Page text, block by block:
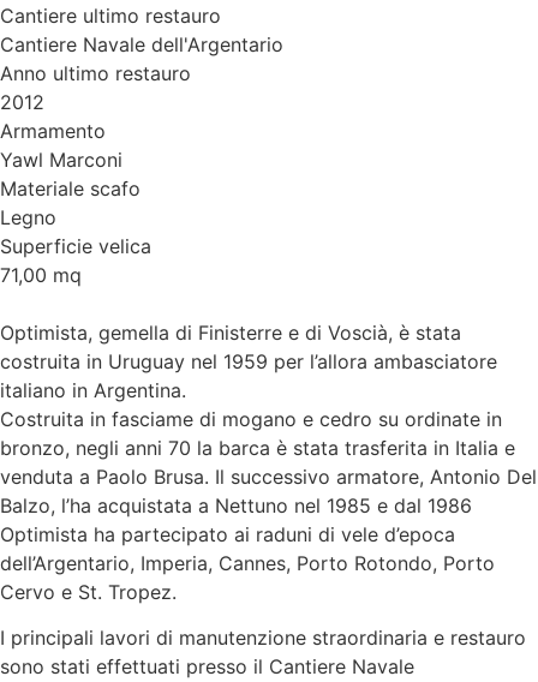
Cantiere ultimo restauro
Cantiere Navale dell'Argentario
Anno ultimo restauro
2012
Armamento
Yawl Marconi
Materiale scafo
Legno
Superficie velica
71,00 mq
Optimista, gemella di Finisterre e di Voscià, è stata
costruita in Uruguay nel 1959 per l’allora ambasciatore
italiano in Argentina.
Costruita in fasciame di mogano e cedro su ordinate in
bronzo, negli anni 70 la barca è stata trasferita in Italia e
venduta a Paolo Brusa. Il successivo armatore, Antonio Del
Balzo, l’ha acquistata a Nettuno nel 1985 e dal 1986
Optimista ha partecipato ai raduni di vele d’epoca
dell’Argentario, Imperia, Cannes, Porto Rotondo, Porto
Cervo e St. Tropez.
I principali lavori di manutenzione straordinaria e restauro
sono stati effettuati presso il Cantiere Navale